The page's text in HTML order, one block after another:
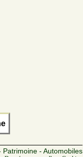
- Automobiles